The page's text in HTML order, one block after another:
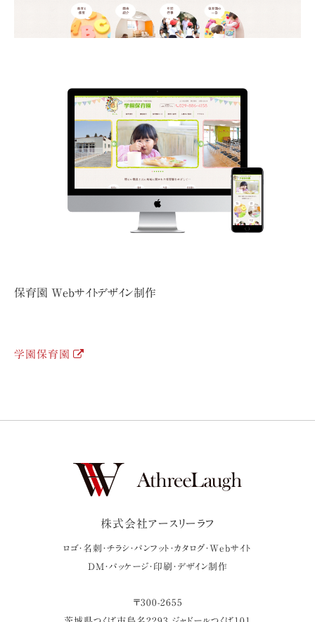
保育園 Webサイトデザイン制作
学園保育園
株式会社アースリーラフ
ロゴ・名刺・チラシ・パンフット・カタログ・Webサイト
DM・パッケージ・印刷・デザイン制作
〒300-2655